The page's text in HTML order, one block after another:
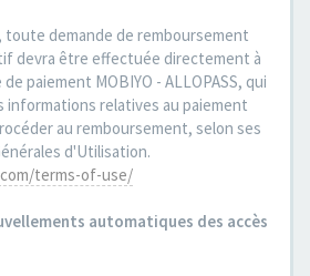
toute demande de remboursement
devra être effectuée directement à
paiement MOBIYO - ALLOPASS, qui
informations relatives au paiement
au remboursement, selon ses
d'Utilisation.
terms-of-use/
automatiques des accès